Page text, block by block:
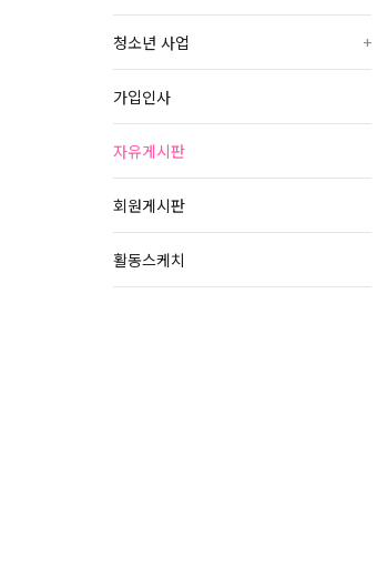
청소년 사업 +
가입인사
자유게시판
회원게시판
활동스케치